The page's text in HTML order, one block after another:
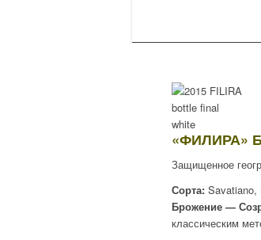
«ФИЛИРА»
Защищенное
Сорта:
Брожение —
классическим